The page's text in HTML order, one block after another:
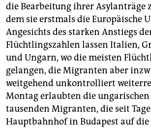
die Bearbeitung ihrer Asylanträge
dem sie erstmals die Europäische
Angesichts des starken Anstiegs
Flüchtlingszahlen lassen Italien,
und Ungarn, wo die meisten
gelangen, die Migranten aber
weitgehend unkontrolliert
Montag erlaubten die ungarischen
tausenden Migranten, die seit
Hauptbahnhof in Budapest auf